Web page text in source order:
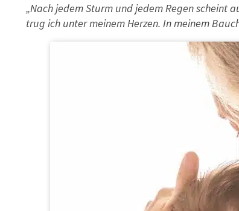
„Nach jedem Sturm und jedem Regen scheint
trug ich unter meinem Herzen. In meinem